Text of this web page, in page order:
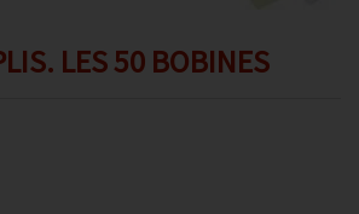
LES 50 BOBINES